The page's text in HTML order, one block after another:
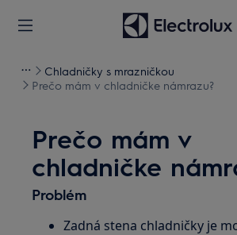
Chladničky s mrazničkou
Prečo mám v chladničke námrazu?
Prečo mám v
chladničke
Problém
Zadná stena chladničky je